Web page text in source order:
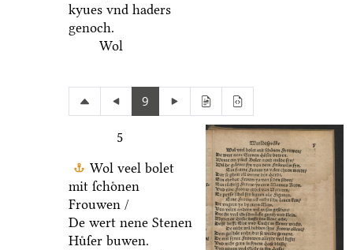
kyues vnd haders
genoch.
Wol
9
5
Wol veel bolet
mit ſchoͤnen
Frouwen /
De wert nene Stenen
Huͤſer buwen.